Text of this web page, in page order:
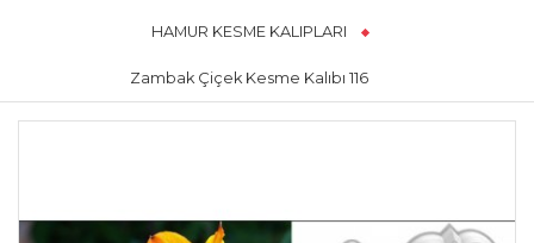
HAMUR KESME KALIPLARI
Zambak Çiçek Kesme Kalıbı 116